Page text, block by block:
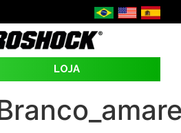
LOJA